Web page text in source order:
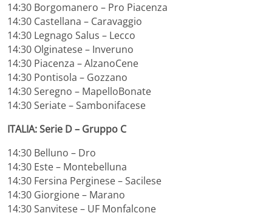
14:30 Borgomanero – Pro Piacenza
14:30 Castellana – Caravaggio
14:30 Legnago Salus – Lecco
14:30 Olginatese – Inveruno
14:30 Piacenza – AlzanoCene
14:30 Pontisola – Gozzano
14:30 Seregno – MapelloBonate
14:30 Seriate – Sambonifacese
ITALIA: Serie D – Gruppo C
14:30 Belluno – Dro
14:30 Este – Montebelluna
14:30 Fersina Perginese – Sacilese
14:30 Giorgione – Marano
14:30 Sanvitese – UF Monfalcone